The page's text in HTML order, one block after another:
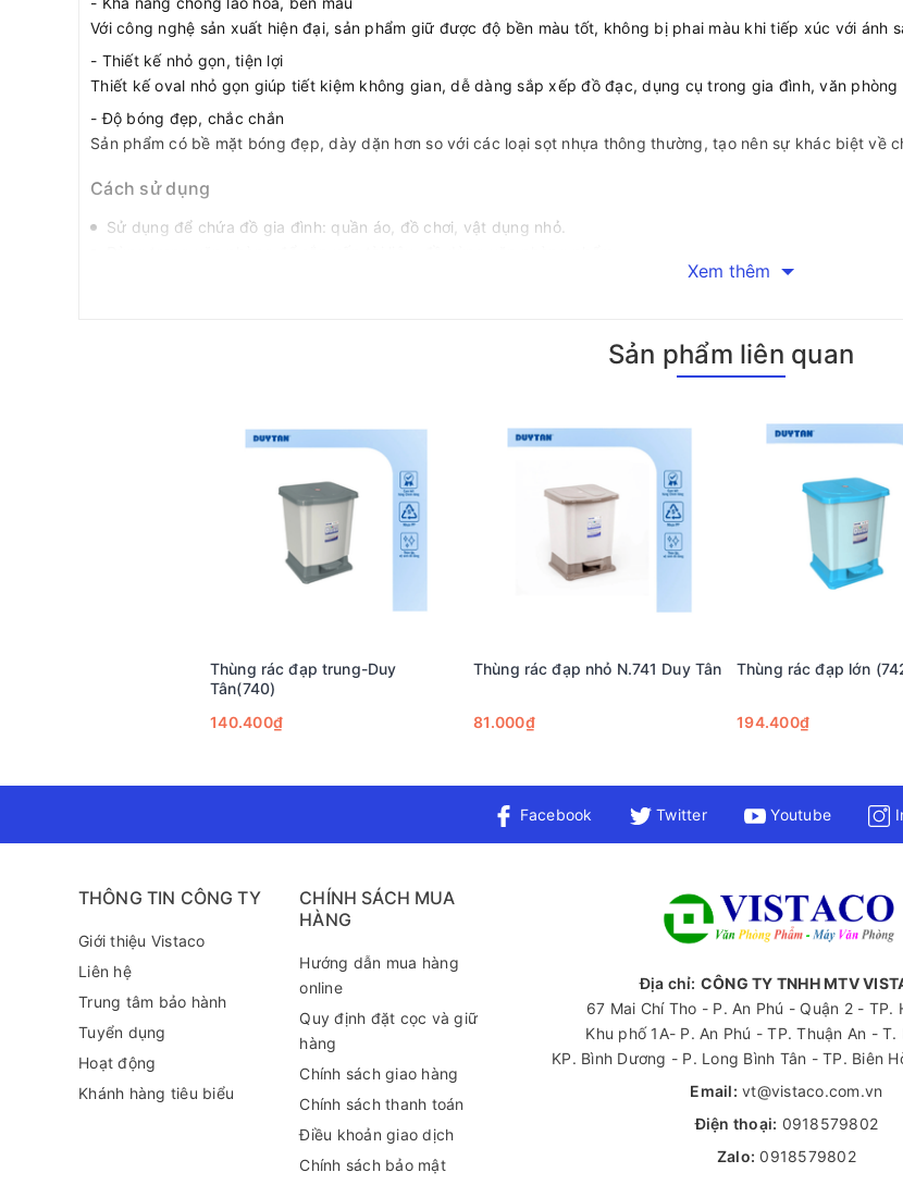
Với công nghệ sản xuất hiện đại, sản phẩm giữ được độ bền màu tốt, không bị phai màu khi tiếp xúc với ánh
- Thiết kế nhỏ gọn, tiện lợi
Thiết kế oval nhỏ gọn giúp tiết kiệm không gian, dễ dàng sắp xếp đồ đạc, dụng cụ trong gia đình, văn phòng
- Độ bóng đẹp, chắc chắn
Sản phẩm có bề mặt bóng đẹp, dày dặn hơn so với các loại sọt nhựa thông thường, tạo nên sự khác biệt về
Cách sử dụng
Sử dụng để chứa đồ gia đình: quần áo, đồ chơi, vật dụng nhỏ.
Để biết thêm thông tin về sản phẩm này cũng như tìm hiểu thêm về các loại văn phòng phẩm khác, hãy liên
289 (zalo) để được tư vấn chi tiết hơn!
Xem thêm
Sản phẩm liên quan
Thùng rác đạp trung-Duy
Tân(740)
140.400₫
Thùng rác đạp nhỏ N.741 Duy Tân
81.000₫
Thùng rác đạp lớn
194.400₫
Facebook Twitter Youtube
THÔNG TIN CÔNG TY
Giới thiệu Vistaco
Liên hệ
Trung tâm bảo hành
Tuyển dụng
Hoạt động
Khánh hàng tiêu biểu
CHÍNH SÁCH MUA
HÀNG
Hướng dẫn mua hàng
online
Quy định đặt cọc và giữ
hàng
Chính sách giao hàng
Chính sách thanh toán
Điều khoản giao dịch
Chính sách bảo mật
Địa chỉ: CÔNG TY TNHH MTV
67 Mai Chí Tho - P. An Phú - Quận 2 - TP.
Khu phố 1A- P. An Phú - TP. Thuận An - T.
KP. Bình Dương - P. Long Bình Tân - TP. Biên
Email: vt@vistaco.com.vn
Điện thoại: 0918579802
Zalo: 0918579802